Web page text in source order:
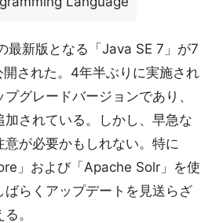
最新版となる「Java SE 7」が7
された。4年半ぶりに実施され
グレードバージョンであり、
加されている。しかし、早急な
が必要かもしれない。特に
」および「Apache Solr」を使
ばらくアップデートを見送らざ
。